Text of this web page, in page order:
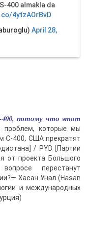
400 almakla da
4ytzAOrBvD
April 28,
потому что этот
проблем, которые мы
С-400, США прекратят
/ PYD [Партии
от проекта Большого
перестанут
Хасан Унал (Hasan
и международных